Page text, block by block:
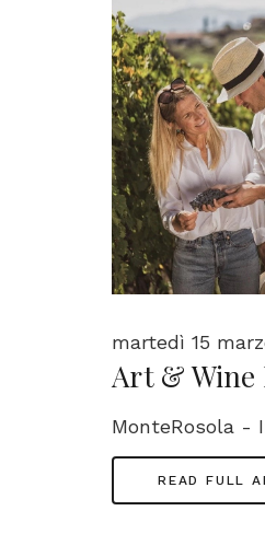
martedì 15
Art & Wine
MonteRosola -
READ FULL